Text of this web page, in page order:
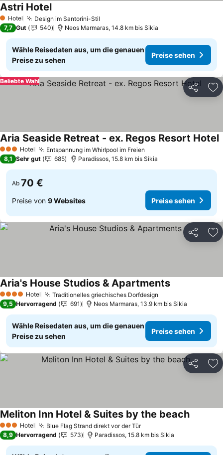
1 Sterne
Hotel Design im Santorini-Stil
Astri Hotel
7,7 Gut 540 Neos Marmaras, 14.8 km bis Sikia
Wähle Reisedaten aus, um die genauen
Preise zu sehen
Preise sehen
Teilen
Beliebte Wahl
3 SterneHotel Entspannung im Whirlpool im Freien
Aria Seaside Retreat - ex. Regos Resort Hotel
8,1 Sehr gut 685 Paradissos, 15.8 km bis Sikia
Ab 70 €
Preise von 9 Websites Preise sehen
Teilen
4 Sterne Hotel Traditionelles griechisches Dorfdesign
Aria's House Studios & Apartments
9,5 Hervorragend 691 Neos Marmaras, 13.9 km bis Sikia
Wähle Reisedaten aus, um die genauen
Preise zu sehen
Preise sehen
Teilen
3 SterneHotel Blue Flag Strand direkt vor der Tür
Meliton Inn Hotel & Suites by the beach
8,9 Hervorragend 573 Paradissos, 15.8 km bis Sikia